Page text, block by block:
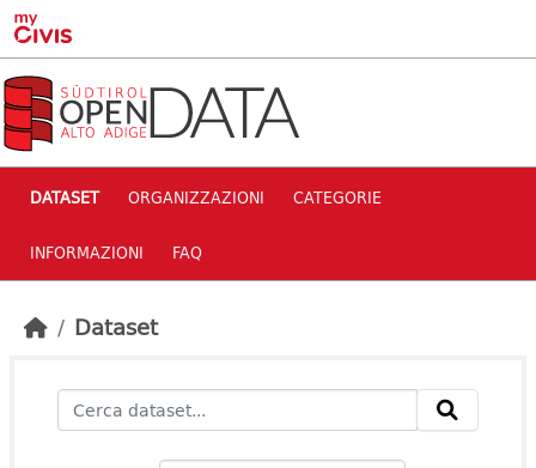
Skip to main content
DATASET ORGANIZZAZIONI CATEGORIE
INFORMAZIONI FAQ
Dataset